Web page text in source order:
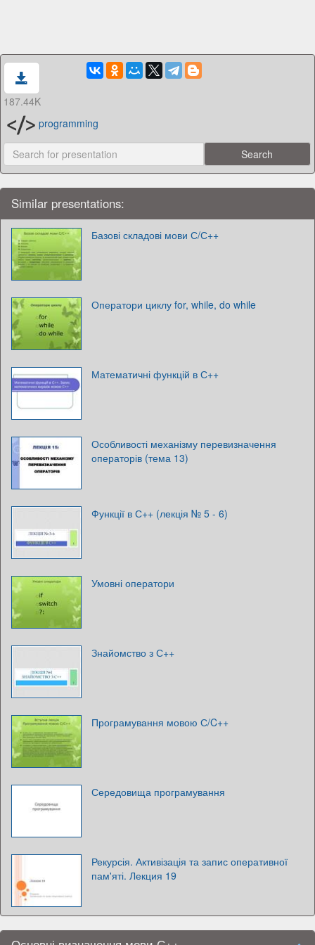
187.44K
programming
Similar presentations:
Базові складові мови С/С++
Оператори циклу for, while, do while
Математичні функцій в С++
Особливості механізму перевизначення
операторів (тема 13)
Функції в С++ (лекція № 5 - 6)
Умовні оператори
Знайомство з С++
Програмування мовою С/C++
Середовища програмування
Рекурсія. Активізація та запис оперативної
пам'яті. Лекция 19